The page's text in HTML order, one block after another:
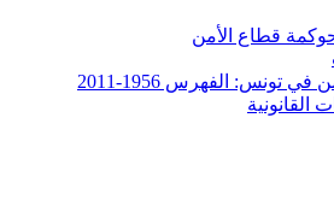
قطاع الأمن
تونس: الفهرس 1956-2011
القانونية